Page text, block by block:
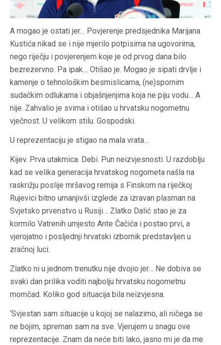
A mogao je ostati jer… Povjerenje predsjednika Marijana
Kustića nikad se i nije mjerilo potpisima na ugovorima,
nego riječju i povjerenjem koje je od prvog dana bilo
bezrezervno. Pa ipak… Otišao je. Mogao je sipati drvlje i
kamenje o tehnološkim besmislicama, (ne)spornim
sudačkim odlukama i objašnjenjima koja ne piju vodu… A
nije. Zahvalio je svima i otišao u hrvatsku nogometnu
vječnost. U velikom stilu. Gospodski.
U reprezentaciju je stigao na mala vrata…
Kijev. Prva utakmica. Debi. Pun neizvjesnosti. U razdoblju
kad se velika generacija hrvatskog nogometa našla na
raskrižju poslije mršavog remija s Finskom na riječkoj
Rujevici bitno umanjivši izglede za izravan plasman na
Svjetsko prvenstvo u Rusiji… Zlatko Dalić stao je za
kormilo Vatrenih umjesto Ante Čačića i postao prvi, a
vjerojatno i posljednji hrvatski izbornik predstavljen u
zračnoj luci.
Zlatko ni u jednom trenutku nije dvojio jer… Ne dobiva se
svaki dan prilika voditi najbolju hrvatsku nogometnu
momčad. Koliko god situacija bila neizvjesna.
‘Svjestan sam situacije u kojoj se nalazimo, ali ničega se
ne bojim, spreman sam na sve. Vjerujem u snagu ove
reprezentacije. Znam da neće biti lako, jasno mi je da me